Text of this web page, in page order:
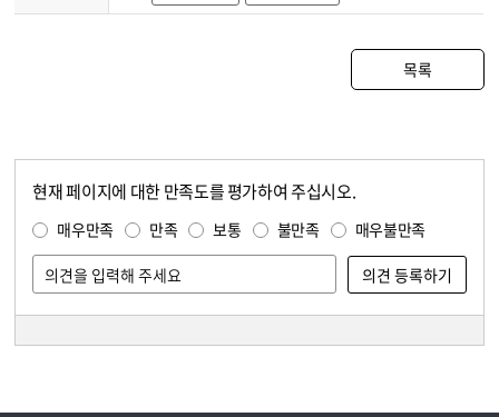
목록
현재 페이지에 대한 만족도를 평가하여 주십시오.
매우만족 만족 보통 불만족 매우불만족